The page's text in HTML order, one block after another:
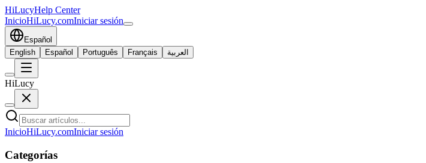
HiLucyHelp Center
InicioHiLucy.comIniciar sesión
Español
English
Español Português Français العربية
HiLucy
InicioHiLucy.comIniciar sesión
Categorías